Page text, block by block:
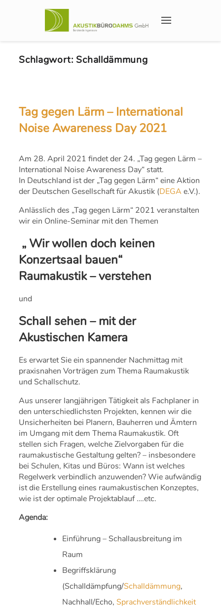
Schlagwort: Schalldämmung
Tag gegen Lärm – International
Noise Awareness Day 2021
Am 28. April 2021 findet der 24. „Tag gegen Lärm –
International Noise Awareness Day“ statt.
In Deutschland ist der „Tag gegen Lärm“ eine Aktion
der Deutschen Gesellschaft für Akustik (DEGA e.V.).
Anlässlich des „Tag gegen Lärm“ 2021 veranstalten
wir ein Online-Seminar mit den Themen
„ Wir wollen doch keinen
Konzertsaal bauen“
Raumakustik – verstehen
und
Schall sehen – mit der
Akustischen Kamera
Es erwartet Sie ein spannender Nachmittag mit
praxisnahen Vorträgen zum Thema Raumakustik
und Schallschutz.
Aus unserer langjährigen Tätigkeit als Fachplaner in
den unterschiedlichsten Projekten, kennen wir die
Unsicherheiten bei Planern, Bauherren und Ämtern
im Umgang mit dem Thema Raumakustik. Oft
stellen sich Fragen, welche Zielvorgaben für die
raumakustische Gestaltung gelten? – insbesondere
bei Schulen, Kitas und Büros: Wann ist welches
Regelwerk verbindlich anzuwenden? Wie aufwändig
ist die Erstellung eines raumakustischen Konzeptes,
wie ist der optimale Projektablauf ….etc.
Agenda:
Einführung – Schallausbreitung im
Raum
Begriffsklärung
(Schalldämpfung/Schalldämmung,
Nachhall/Echo,Sprachverständlichkeit